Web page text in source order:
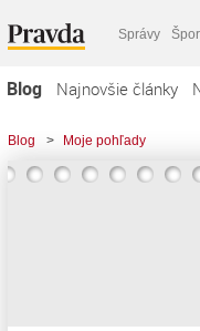
Správy
Blog Najnovšie články
Blog > Moje pohľady